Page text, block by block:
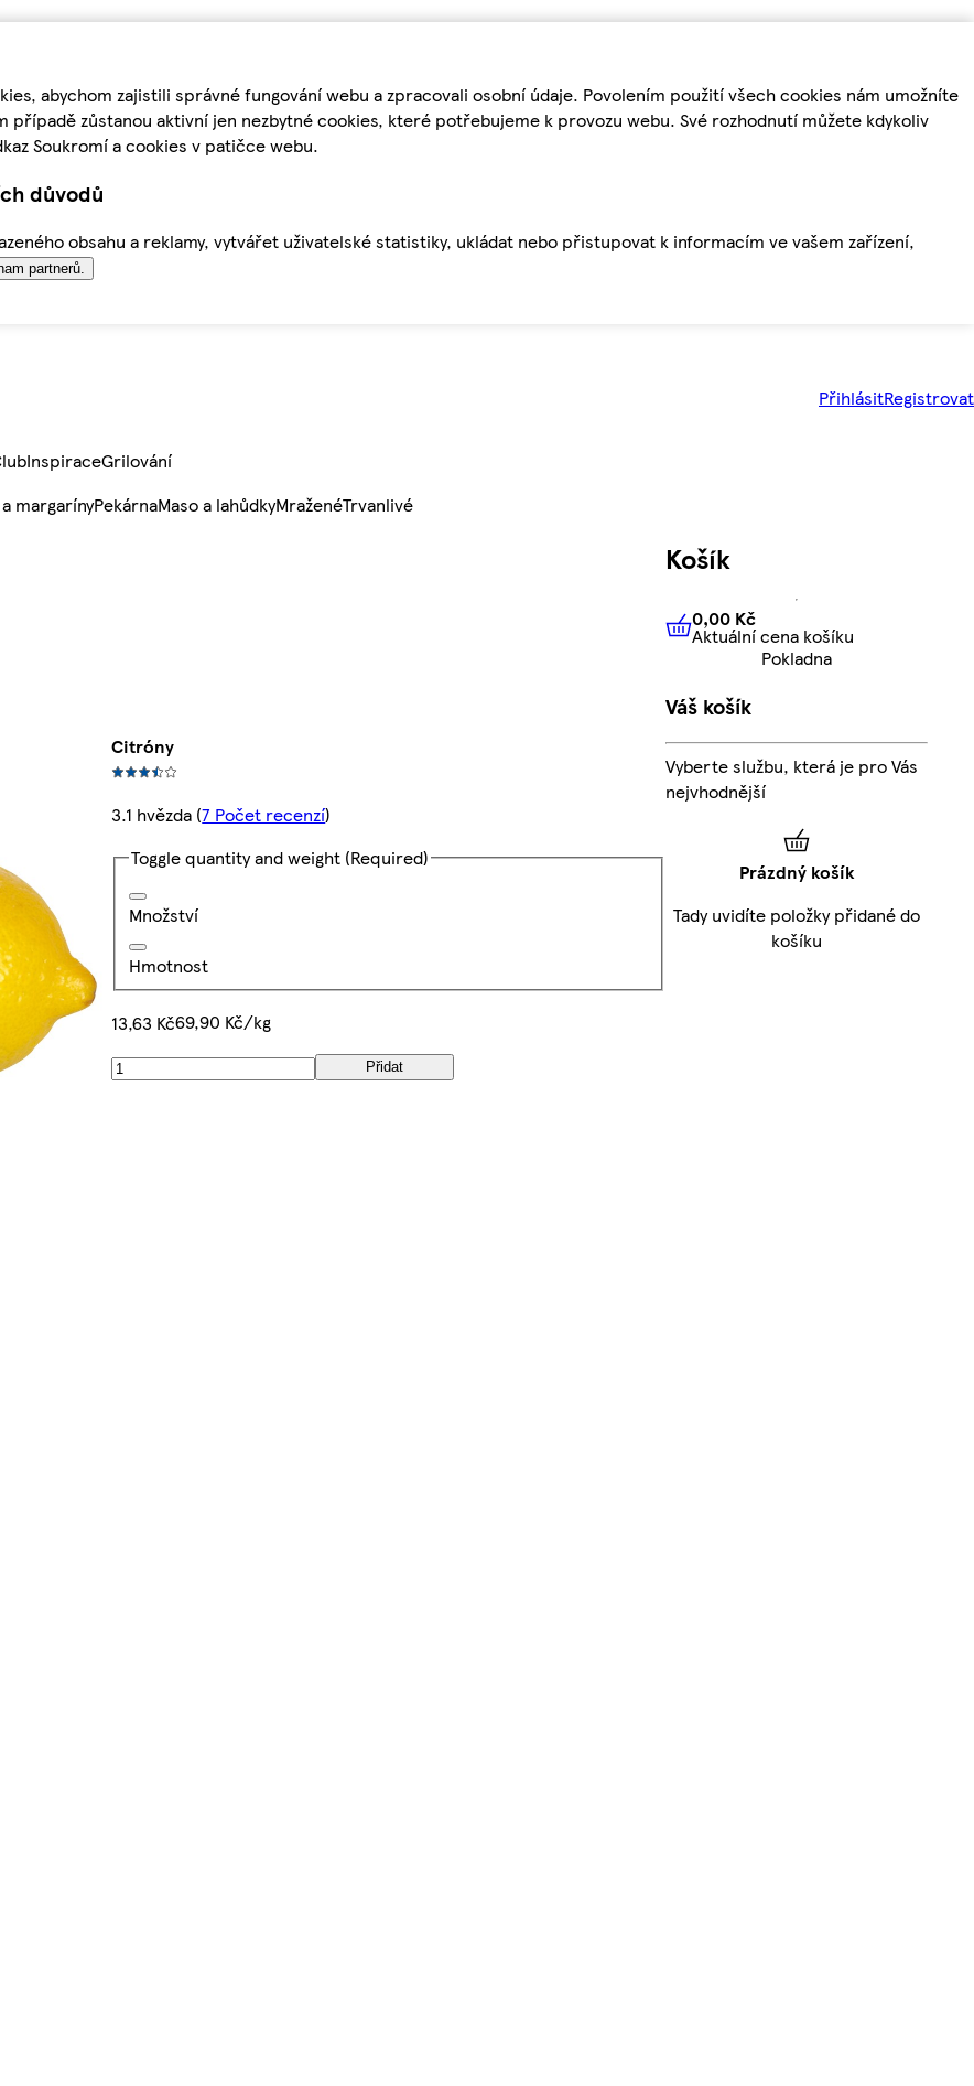
abychom zajistili správné fungování webu a zpracovali osobní údaje. Povolením použití všech cookies nám umožníte
zůstanou aktivní jen nezbytné cookies, které potřebujeme k provozu webu. Své rozhodnutí můžete kdykoliv
Soukromí a cookies v patičce webu.
důvodů
obsahu a reklamy, vytvářet uživatelské statistiky, ukládat nebo přistupovat k informacím ve vašem zařízení,
partnerů.
PřihlásitRegistrovat
InspiraceGrilování
margarínyPekárnaMaso a lahůdkyMraženéTrvanlivé
Citróny
3.1 hvězda (7 Počet recenzí)
Toggle quantity and weight (Required)
Množství
Hmotnost
13,63 Kč69,90 Kč/kg
Přidat
Košík
0,00 KčAktuální cena košíku
0,00 Kč
Aktuální cena košíku
Pokladna
Váš košík
Vyberte službu, která je pro Vás
nejvhodnější
Prázdný košík
Tady uvidíte položky přidané do
košíku